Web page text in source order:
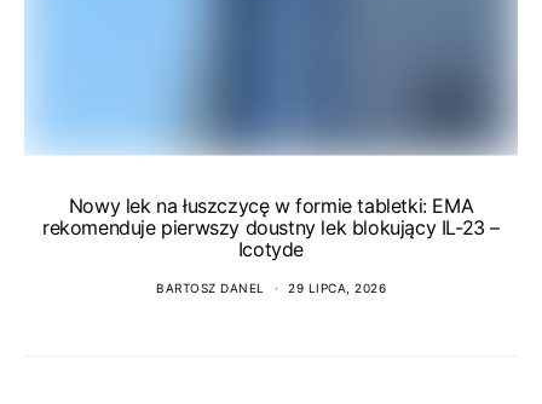
Nowy lek na łuszczycę w formie tabletki: EMA
rekomenduje pierwszy doustny lek blokujący IL-23 –
Icotyde
BARTOSZ DANEL 29 LIPCA, 2026